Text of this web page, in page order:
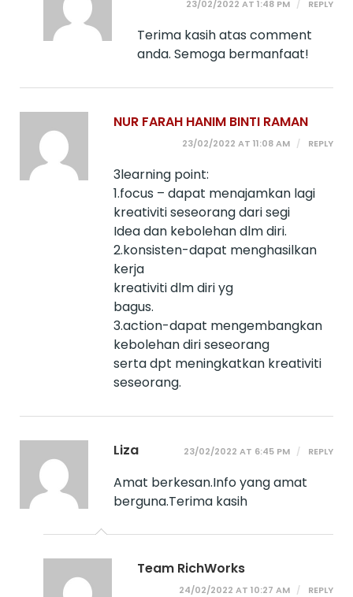
23/02/2022 AT 1:48 PM REPLY
Terima kasih atas comment
anda. Semoga bermanfaat!
NUR FARAH HANIM BINTI RAMAN
23/02/2022 AT 11:08 AM REPLY
3learning point:
1.focus – dapat menajamkan lagi
kreativiti seseorang dari segi
Idea dan kebolehan dlm diri.
2.konsisten-dapat menghasilkan
kerja
kreativiti dlm diri yg
bagus.
3.action-dapat mengembangkan
kebolehan diri seseorang
serta dpt meningkatkan kreativiti
seseorang.
Liza 23/02/2022 AT 6:45 PM REPLY
Amat berkesan.Info yang amat
berguna.Terima kasih
Team RichWorks
24/02/2022 AT 10:27 AM REPLY